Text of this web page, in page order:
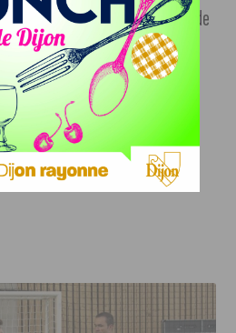
2016, 3e meilleur joueur (MVP de
Coupe du Monde 2018, finaliste
en rayonnant dans un nouveau
Griezmann est devenu
français de l’histoire.